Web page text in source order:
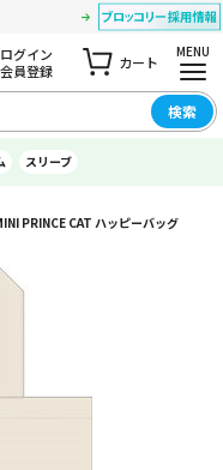
ログイン
会員登録
カート
MENU
検索
スリーブ
PRINCE CAT ハッピーバッグ